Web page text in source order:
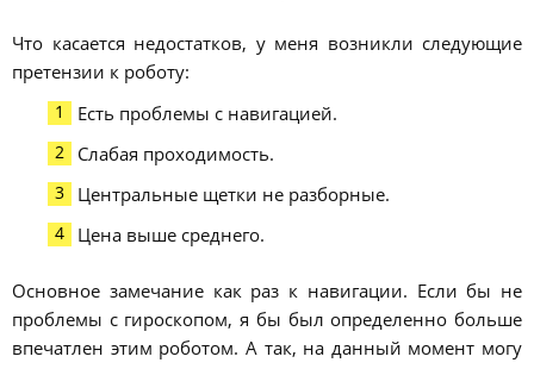
Что касается недостатков, у меня возникли следующие
претензии к роботу:
Есть проблемы с навигацией.
Слабая проходимость.
Центральные щетки не разборные.
Цена выше среднего.
Основное замечание как раз к навигации. Если бы не
проблемы с гироскопом, я бы был определенно больше
впечатлен этим роботом. А так, на данный момент могу